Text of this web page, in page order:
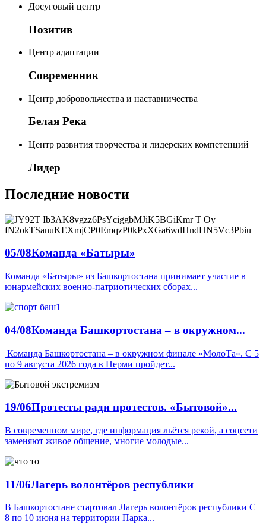
Досуговый центр
Позитив
Центр адаптации
Современник
Центр добровольчества и наставничества
Белая Река
Центр развития творчества и лидерских компетенций
Лидер
Последние новости
05/08Команда «Батыры»
Команда «Батыры» из Башкортостана принимает участие в
юнармейских военно-патриотических сборах...
04/08Команда Башкортостана – в окружном...
️ Команда Башкортостана – в окружном финале «МолоТа». С 5
по 9 августа 2026 года в Перми пройдет...
19/06Протесты ради протестов. «Бытовой»...
В современном мире, где информация льётся рекой, а соцсети
заменяют живое общение, многие молодые...
11/06Лагерь волонтёров республики
В Башкортостане стартовал Лагерь волонтёров республики С
8 по 10 июня на территории Парка...